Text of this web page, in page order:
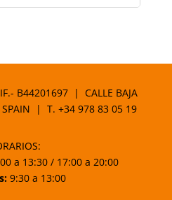
B44201697 | CALLE BAJA
SPAIN | T.+34 978 83 05 19
a 13:30 / 17:00 a 20:00
9:30 a 13:00